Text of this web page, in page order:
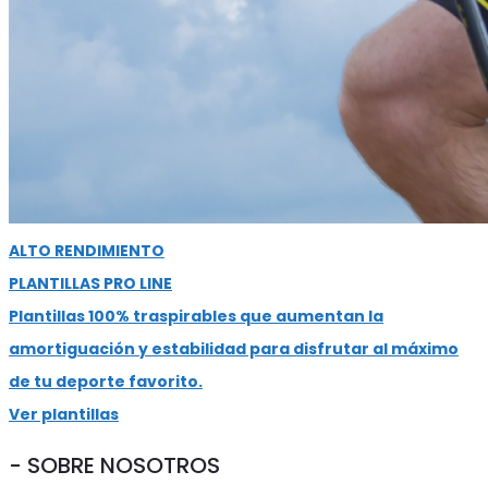
ALTO RENDIMIENTO
PLANTILLAS PRO LINE
Plantillas 100% traspirables que aumentan la
amortiguación y estabilidad para disfrutar al máximo
de tu deporte favorito.
Ver plantillas
- SOBRE NOSOTROS